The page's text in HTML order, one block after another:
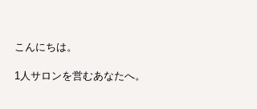
こんにちは。
1人サロンを営むあなたへ。